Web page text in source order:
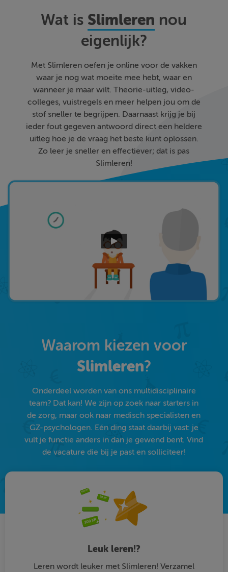
Wat is Slimleren nou
eigenlijk?
Met Slimleren oefen je online voor de vakken
waar je nog wat moeite mee hebt, waar en
wanneer je maar wilt. Theorie-uitleg, video-
colleges, vuistregels en meer helpen jou om de
stof sneller te begrijpen. Daarnaast krijg je bij
ieder fout gegeven antwoord direct een heldere
uitleg hoe je de vraag het beste kunt oplossen.
Zo leer je sneller en effectiever; dat is pas
Slimleren!
Waarom kiezen voor
Slimleren?
Onderdeel worden van ons multidisciplinaire
team? Dat kan! We zijn op zoek naar starters in
de zorg, maar ook naar medisch specialisten en
GZ-psychologen. Eén ding staat daarbij vast: je
vult je functie anders in dan je gewend bent. Vind
de vacature die bij je past en solliciteer!
Leuk leren!?
Leren wordt leuker met Slimleren! Verzamel